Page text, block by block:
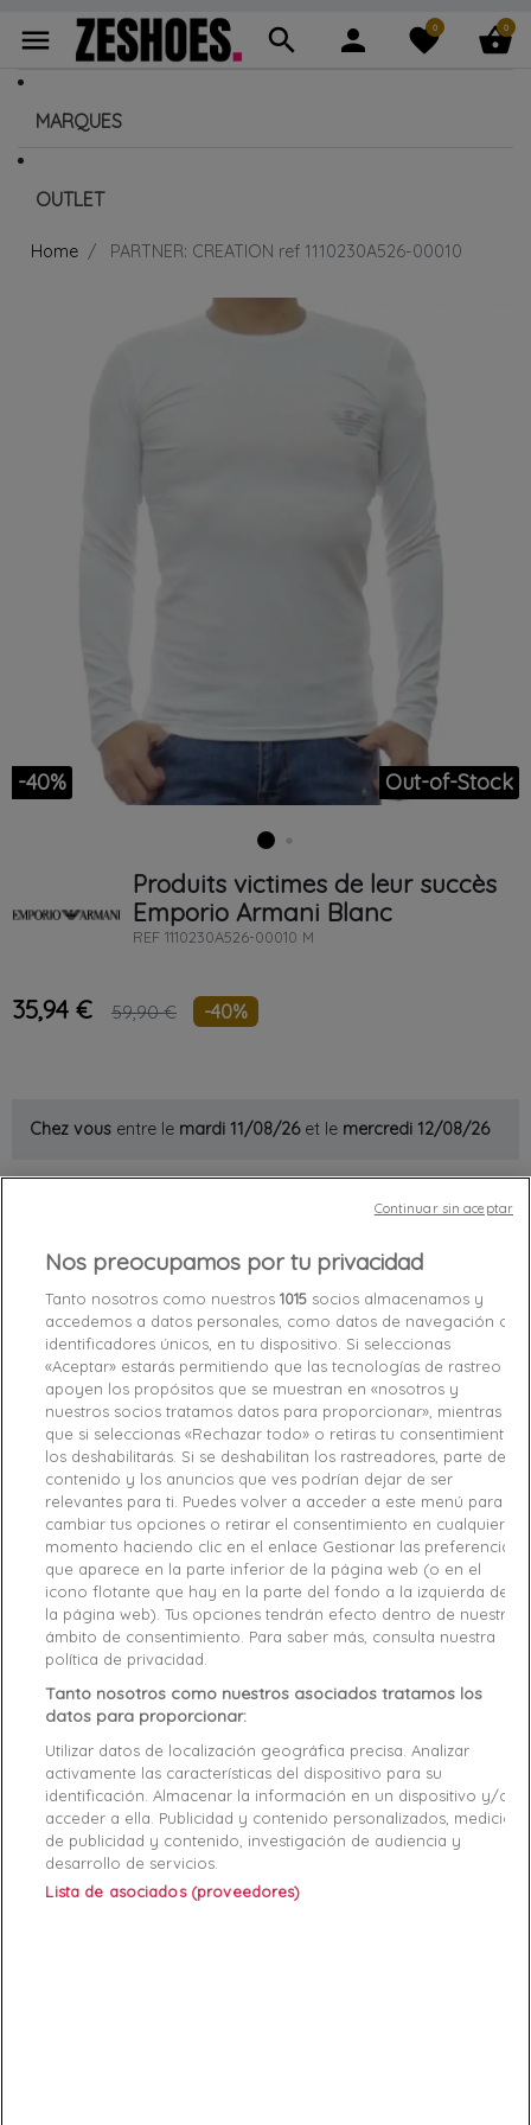
menu search person favorite
0 shopping_basket
0
MARQUES
OUTLET
Home PARTNER: CREATION ref 1110230A526-00010
-40% Out-of-Stock
Produits victimes de leur succès
Emporio Armani Blanc
REF 1110230A526-00010 M
35,94 € 59,90 € -40%
Chez vous entre le mardi 11/08/26et le mercredi 12/08/26
Add to cart
Garanties sécurité (à modifier dans le module
"Réassurance")
Politique de livraison (à modifier dans le module
"Réassurance")
Politique retours (à modifier dans le module
"Réassurance")
Caractéristiques produit
Product Details GPSR
Reference 1110230A526-00010 M
Data sheet
Couleur Blanc
Matière Coton
Genre Homme
RAYON Vêtements
Nos preocupamos por tu privacidad
Tanto nosotros como nuestros1015 socios almacenamos y
accedemos a datos personales, como datos de navegación o
identificadores únicos, en tu dispositivo. Si seleccionas
«Aceptar» estarás permitiendo que las tecnologías de rastreo
apoyen los propósitos que se muestran en «nosotros y
nuestros socios tratamos datos para proporcionar», mientras
que si seleccionas «Rechazar todo» o retiras tu consentimiento,
los deshabilitarás. Si se deshabilitan los rastreadores, parte del
contenido y los anuncios que ves podrían dejar de ser
relevantes para ti. Puedes volver a acceder a este menú para
cambiar tus opciones o retirar el consentimiento en cualquier
momento haciendo clic en el enlace Gestionar las preferencias
que aparece en la parte inferior de la página web (o en el
icono flotante que hay en la parte del fondo a la izquierda de
la página web). Tus opciones tendrán efecto dentro de nuestro
ámbito de consentimiento. Para saber más, consulta nuestra
política de privacidad.
Tanto nosotros como nuestros asociados tratamos los
datos para proporcionar:
Utilizar datos de localización geográfica precisa. Analizar
activamente las características del dispositivo para su
identificación. Almacenar la información en un dispositivo y/o
acceder a ella. Publicidad y contenido personalizados, medición
de publicidad y contenido, investigación de audiencia y
desarrollo de servicios.
Lista de asociados (proveedores)
Continuar sin aceptar